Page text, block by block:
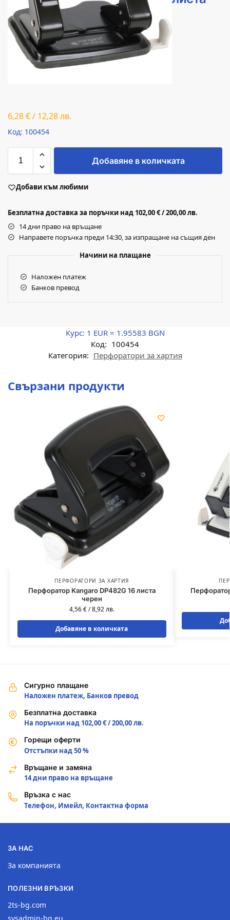
6,28€/ 12,28лв.
Код: 100454
Добавяне в количката
Добави към любими
Безплатна доставка за поръчки над 102,00 € / 200,00 лв.
14 дни право на връщане
Направете поръчка преди 14:30, за изпращане на същия ден
Начини на плащане
Наложен платеж
Банков превод
Курс: 1 EUR = 1.95583 BGN
Код: 100454
Категория: Перфоратори за хартия
Свързани продукти
ПЕРФОРАТОРИ ЗА ХАРТИЯ
Перфоратор Kangaro DP482G 16 листа
черен
4,56€/8,92лв.
Добавяне в количката
Сигурно плащане
Наложен платеж, Банков превод
Безплатна доставка
На поръчки над 102,00 € / 200,00 лв.
Горещи оферти
Отстъпки над 50 %
Връщане и замяна
14 дни право на връщане
Връзка с нас
Телефон, Имейл, Контактна форма
ЗА НАС
За компанията
ПОЛЕЗНИ ВРЪЗКИ
2ts-bg.com